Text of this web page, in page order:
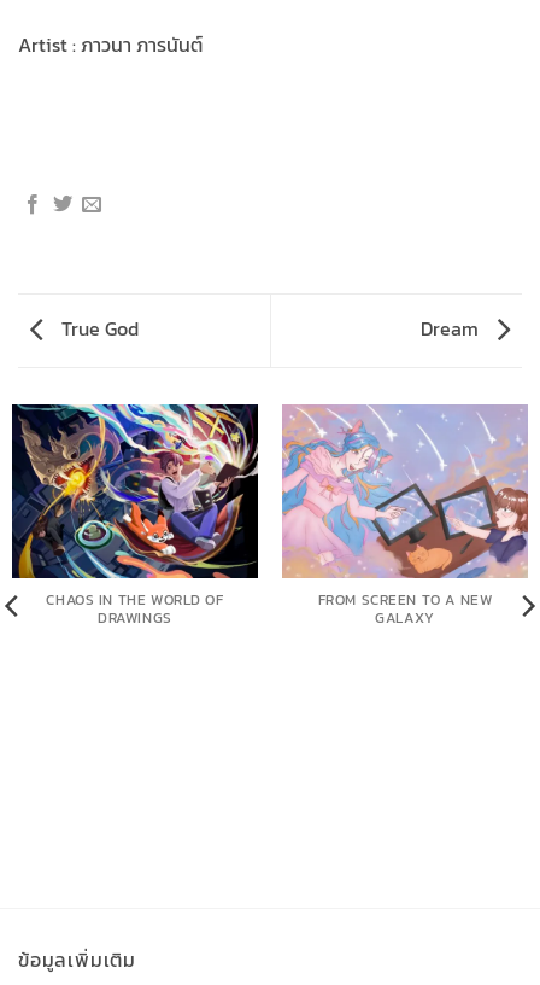
Artist : ภาวนา ภารนันต์
True God Dream
CHAOS IN THE WORLD OF
DRAWINGS
FROM SCREEN TO A NEW
GALAXY
ข้อมูลเพิ่มเติม